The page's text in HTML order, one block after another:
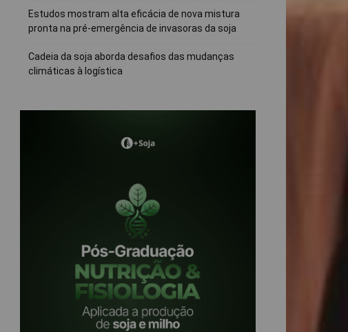
Estudos mostram alta eficácia de nova mistura
pronta na pré-emergência de invasoras da soja
Cadeia da soja aborda desafios das mudanças
climáticas à logística